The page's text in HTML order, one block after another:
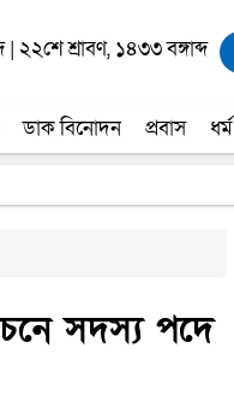
| ২২শে শ্রাবণ, ১৪৩৩ বঙ্গাব্দ
ডাক বিনোদন প্রবাস ধর্ম
সদস্য পদে